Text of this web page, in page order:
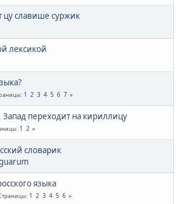
цу славише суржик
лексикой
1 2 3 4 5 6 7
Запад переходит на кириллицу
1 2
словарик
языка
1 2 3 4 5 6